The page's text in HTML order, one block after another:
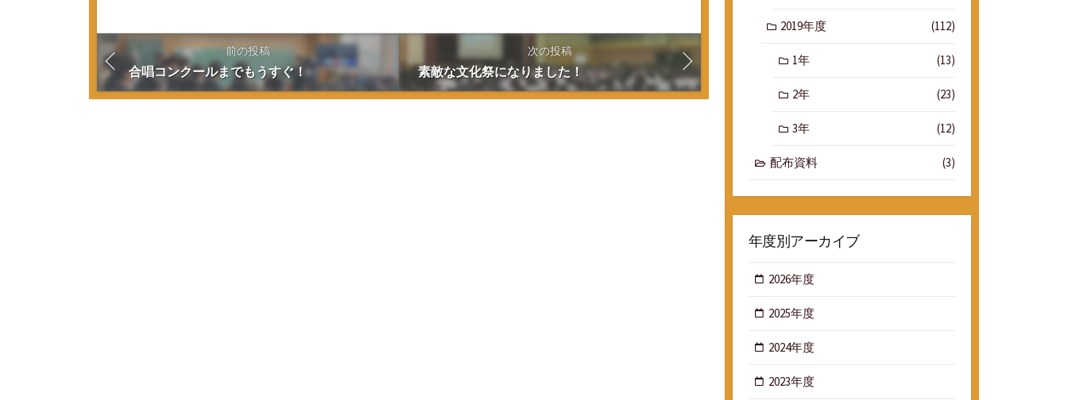
前の投稿
合唱コンクールまでもうすぐ！
次の投稿
素敵な文化祭になりました！
2019年度 (112)
1年 (13)
2年 (23)
3年 (12)
配布資料 (3)
年度別アーカイブ
2026年度
2025年度
2024年度
2023年度